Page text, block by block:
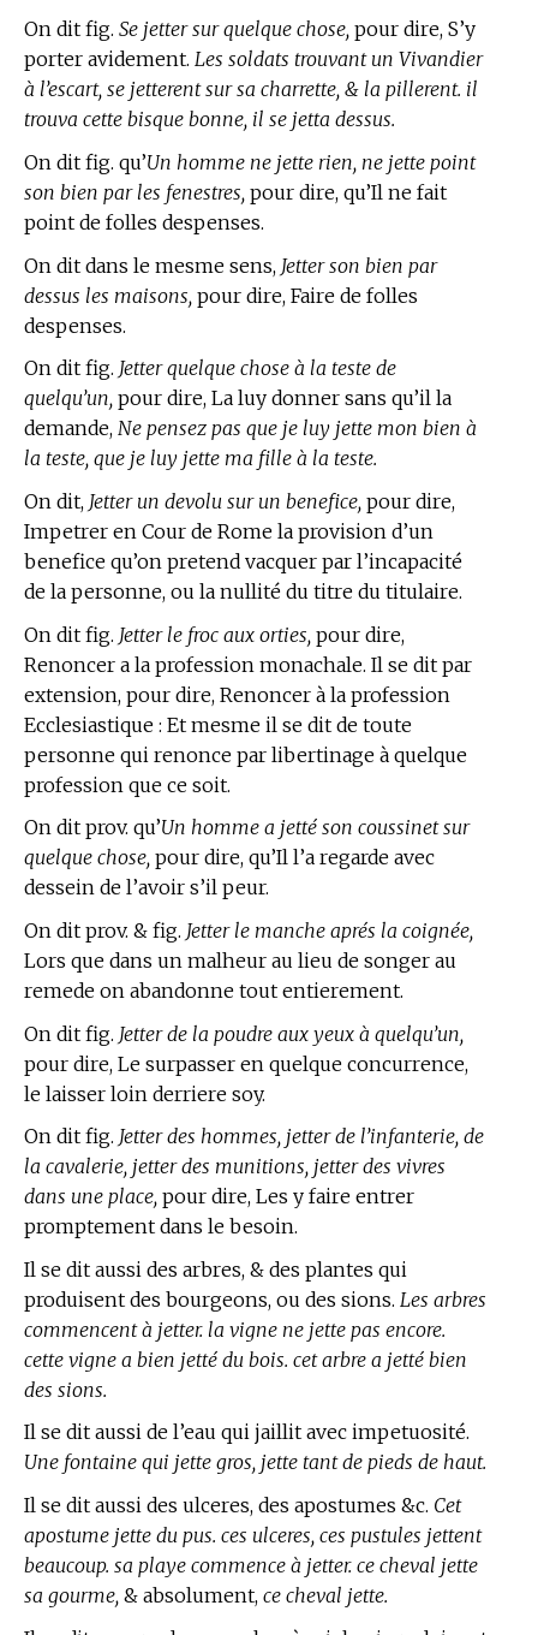
On dit fig. Se jetter sur quelque chose, pour dire, S’y
porter avidement. Les soldats trouvant un Vivandier
à l’escart, se jetterent sur sa charrette, & la pillerent. il
trouva cette bisque bonne, il se jetta dessus.
On dit fig. qu’Un homme ne jette rien, ne jette point
son bien par les fenestres, pour dire, qu’Il ne fait
point de folles despenses.
On dit dans le mesme sens, Jetter son bien par
dessus les maisons, pour dire, Faire de folles
despenses.
On dit fig. Jetter quelque chose à la teste de
quelqu’un, pour dire, La luy donner sans qu’il la
demande, Ne pensez pas que je luy jette mon bien à
la teste, que je luy jette ma fille à la teste.
On dit, Jetter un devolu sur un benefice, pour dire,
Impetrer en Cour de Rome la provision d’un
benefice qu’on pretend vacquer par l’incapacité
de la personne, ou la nullité du titre du titulaire.
On dit fig. Jetter le froc aux orties, pour dire,
Renoncer a la profession monachale. Il se dit par
extension, pour dire, Renoncer à la profession
Ecclesiastique : Et mesme il se dit de toute
personne qui renonce par libertinage à quelque
profession que ce soit.
On dit prov. qu’Un homme a jetté son coussinet sur
quelque chose, pour dire, qu’Il l’a regarde avec
dessein de l’avoir s’il peur.
On dit prov. & fig. Jetter le manche aprés la coignée,
Lors que dans un malheur au lieu de songer au
remede on abandonne tout entierement.
On dit fig. Jetter de la poudre aux yeux à quelqu’un,
pour dire, Le surpasser en quelque concurrence,
le laisser loin derriere soy.
On dit fig. Jetter des hommes, jetter de l’infanterie, de
la cavalerie, jetter des munitions, jetter des vivres
dans une place, pour dire, Les y faire entrer
promptement dans le besoin.
Il se dit aussi des arbres, & des plantes qui
produisent des bourgeons, ou des sions. Les arbres
commencent à jetter. la vigne ne jette pas encore.
cette vigne a bien jetté du bois. cet arbre a jetté bien
des sions.
Il se dit aussi de l’eau qui jaillit avec impetuosité.
Une fontaine qui jette gros, jette tant de pieds de haut.
Il se dit aussi des ulceres, des apostumes &c. Cet
apostume jette du pus. ces ulceres, ces pustules jettent
beaucoup. sa playe commence à jetter. ce cheval jette
sa gourme, & absolument, ce cheval jette.